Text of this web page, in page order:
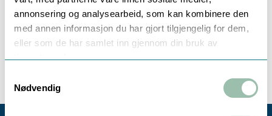
annonsering og analysearbeid, som kan kombinere den
med annen informasjon du har gjort tilgjengelig for dem,
eller som de har samlet inn gjennom din bruk av
tjenestene deres.
Nødvendig
Beskrivelse Teknisk info
Vi forhandler Seepex pumper og pumpedeler. Ta